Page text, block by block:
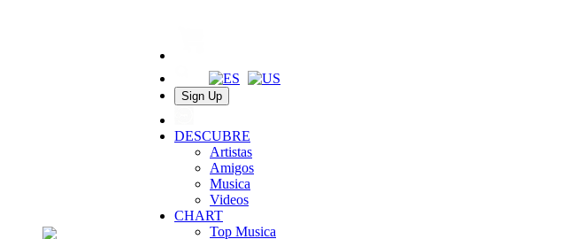
Sign Up
DESCUBRE
Artistas
Amigos
Musica
Videos
CHART
Top Musica